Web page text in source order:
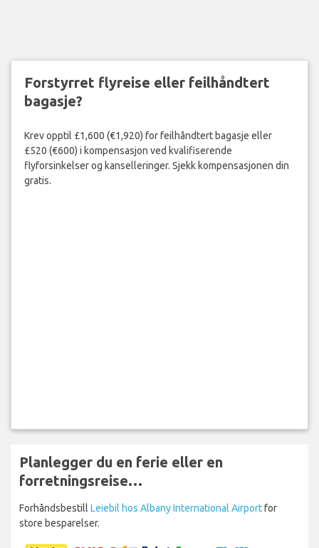
Forstyrret flyreise eller feilhåndtert
bagasje?
Krev opptil £1,600 (€1,920) for feilhåndtert bagasje eller
£520 (€600) i kompensasjon ved kvalifiserende
flyforsinkelser og kanselleringer. Sjekk kompensasjonen din
gratis.
Planlegger du en ferie eller en
forretningsreise…
Forhåndsbestill Leiebil hos Albany International Airportfor
store besparelser.